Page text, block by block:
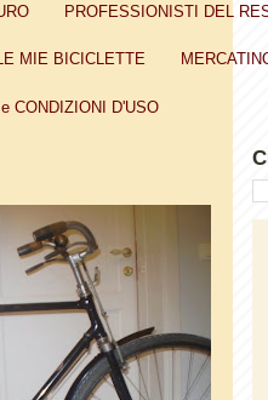
PROFESSIONISTI DEL
MIE BICICLETTE
CONDIZIONI D'USO